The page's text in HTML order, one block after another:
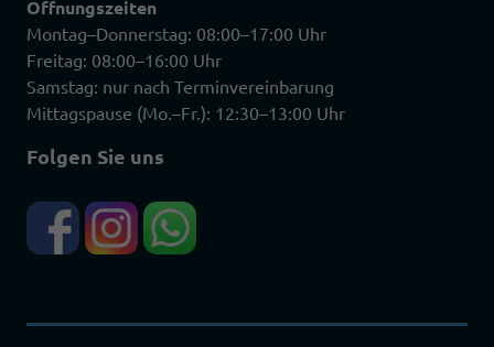
Öffnungszeiten
Montag–Donnerstag: 08:00–17:00 Uhr
Freitag: 08:00–16:00 Uhr
Samstag: nur nach Terminvereinbarung
Mittagspause (Mo.–Fr.): 12:30–13:00 Uhr
Folgen Sie uns